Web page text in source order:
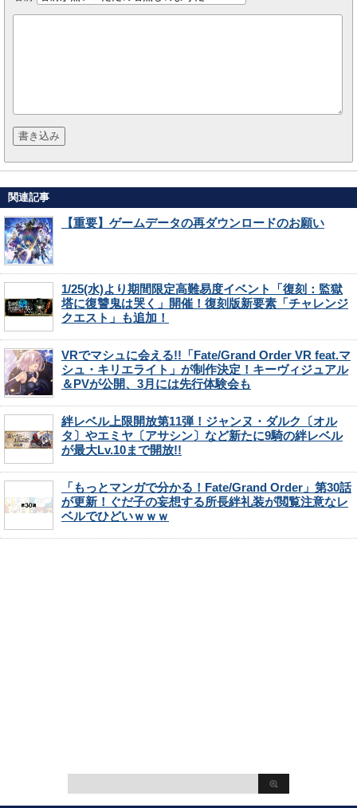
関連記事
【重要】ゲームデータの再ダウンロードのお願い
1/25(水)より期間限定高難易度イベント「復刻：監獄
塔に復讐鬼は哭く」開催！復刻版新要素「チャレンジ
クエスト」も追加！
VRでマシュに会える!!「Fate/Grand Order VR feat.マ
シュ・キリエライト」が制作決定！キーヴィジュアル
＆PVが公開、3月には先行体験会も
絆レベル上限開放第11弾！ジャンヌ・ダルク〔オル
タ〕やエミヤ〔アサシン〕など新たに9騎の絆レベル
が最大Lv.10まで開放!!
「もっとマンガで分かる！Fate/Grand Order」第30話
が更新！ぐだ子の妄想する所長絆礼装が閲覧注意なレ
ベルでひどいｗｗｗ